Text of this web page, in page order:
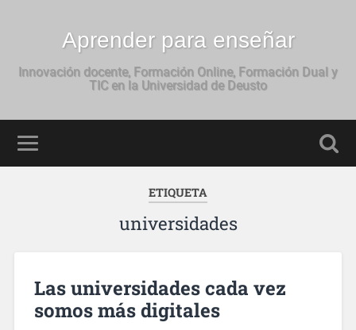
Aprender para enseñar
Innovación docente, Formación Online, Formación Dual y
TIC en la Universidad de Deusto
ETIQUETA
universidades
Las universidades cada vez
somos más digitales